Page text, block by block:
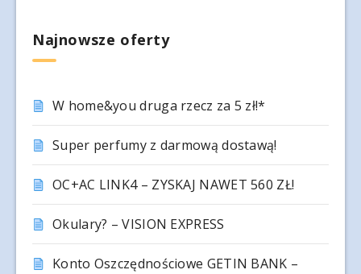
Najnowsze oferty
W home&you druga rzecz za 5 zł!*
Super perfumy z darmową dostawą!
OC+AC LINK4 – ZYSKAJ NAWET 560 ZŁ!
Okulary? – VISION EXPRESS
Konto Oszczędnościowe GETIN BANK –